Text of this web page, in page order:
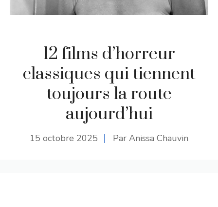
12 films d’horreur
classiques qui tiennent
toujours la route
aujourd’hui
15 octobre 2025 Par Anissa Chauvin